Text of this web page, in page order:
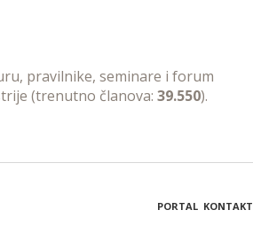
pravilnike, seminare i forum
(trenutno članova: 39.550).
PORTAL KONTAKT